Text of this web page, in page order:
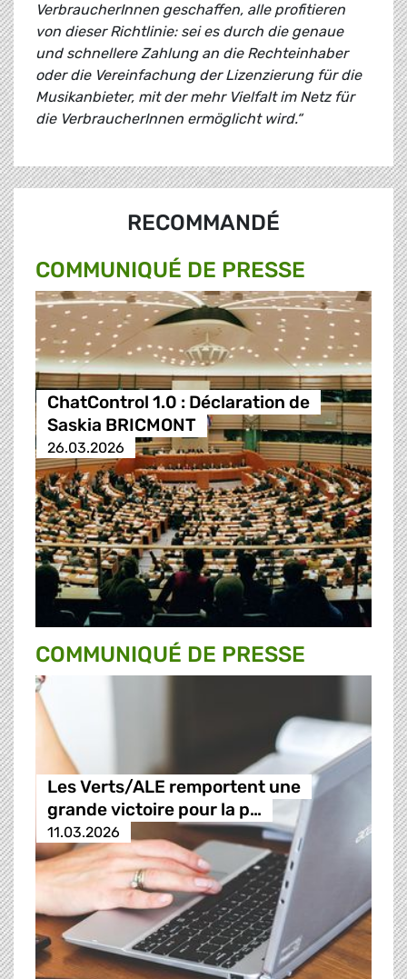
VerbraucherInnen geschaffen, alle profitieren
von dieser Richtlinie: sei es durch die genaue
und schnellere Zahlung an die Rechteinhaber
oder die Vereinfachung der Lizenzierung für die
Musikanbieter, mit der mehr Vielfalt im Netz für
die VerbraucherInnen ermöglicht wird.“
RECOMMANDÉ
COMMUNIQUÉ DE PRESSE
ChatControl 1.0 : Déclaration de
Saskia BRICMONT
26.03.2026
COMMUNIQUÉ DE PRESSE
Les Verts/ALE remportent une
grande victoire pour la p…
11.03.2026